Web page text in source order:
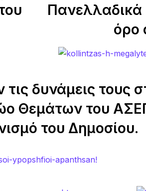
Πανελλαδικά
όρο
δυνάμεις τους
Θεμάτων του
του Δημοσίου.